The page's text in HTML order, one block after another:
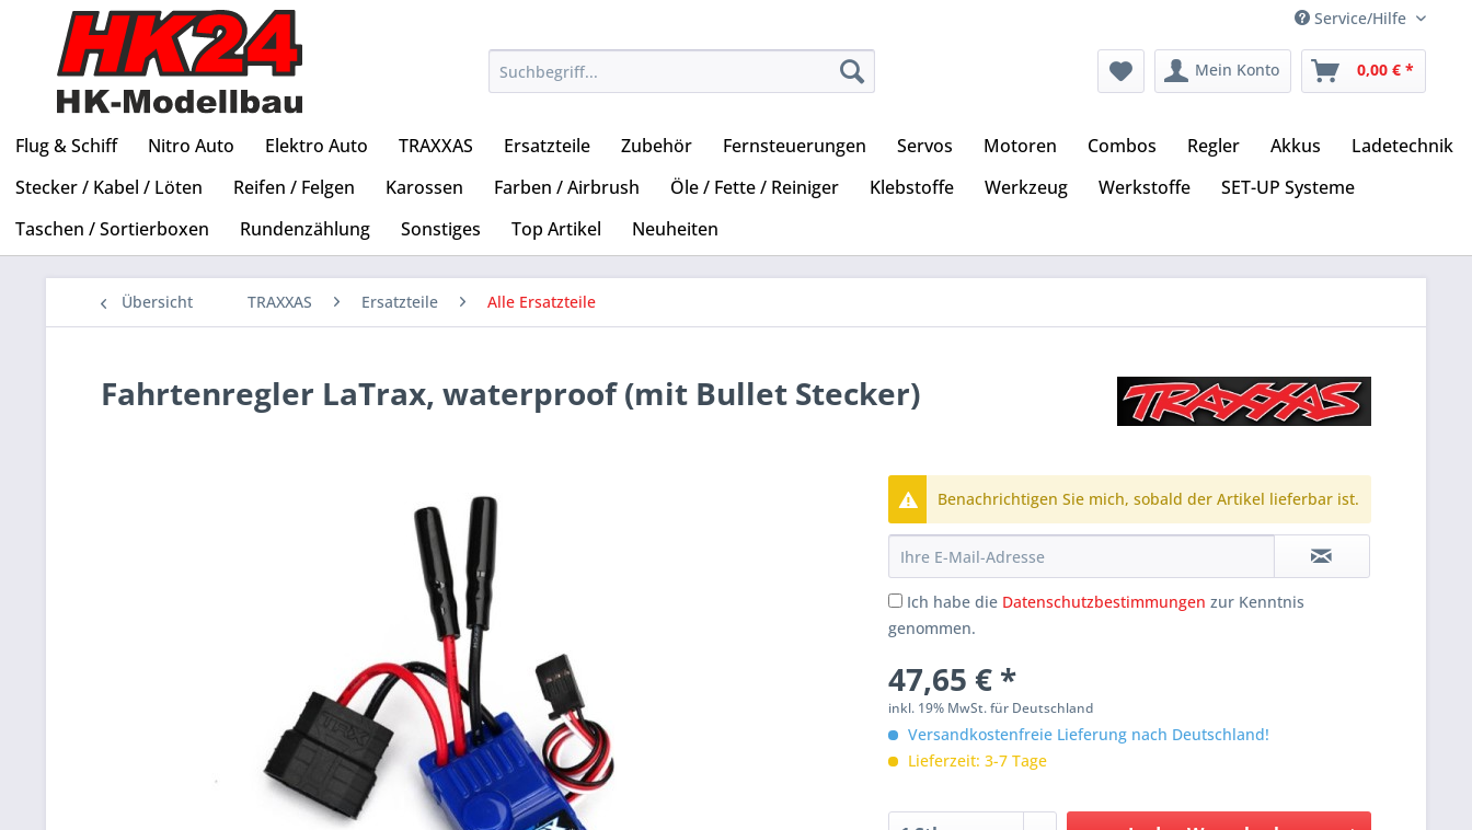
Service/Hilfe
Mein Konto 0,00 € *
Flug & Schiff Nitro Auto Elektro Auto TRAXXAS Ersatzteile Zubehör Fernsteuerungen Servos Motoren Combos Regler Akkus
Ladetechnik
Stecker / Kabel / Löten
Reifen / Felgen Karossen Farben / Airbrush Öle / Fette / Reiniger Klebstoffe Werkzeug Werkstoffe
SET-UP Systeme
Taschen / Sortierboxen
Rundenzählung Sonstiges Top Artikel Neuheiten
Übersicht TRAXXAS Ersatzteile Alle Ersatzteile
Fahrtenregler LaTrax, waterproof (mit Bullet Stecker)
Benachrichtigen Sie mich, sobald der Artikel lieferbar ist.
Ich habe die Datenschutzbestimmungen zur Kenntnis
genommen.
47,65 € *
inkl. 19% MwSt. für Deutschland
Versandkostenfreie Lieferung nach Deutschland!
Lieferzeit: 3-7 Tage